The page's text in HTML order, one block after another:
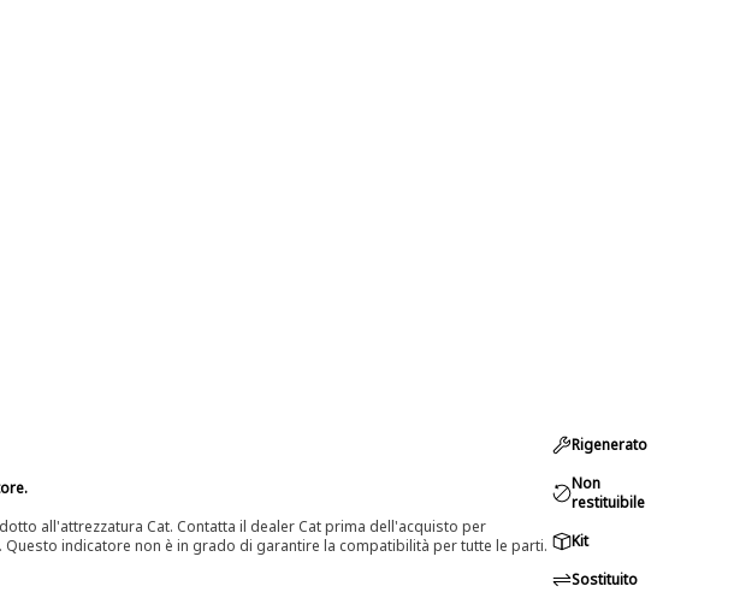
all'attrezzatura Cat. Contatta il dealer Cat prima dell'acquisto per
indicatore non è in grado di garantire la compatibilità per tutte le parti.
Rigenerato
Non
restituibile
Kit
Sostituito